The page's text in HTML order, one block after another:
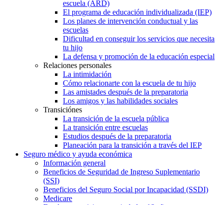
escuela (ARD)
El programa de educación individualizada (IEP)
Los planes de intervención conductual y las
escuelas
Dificultad en conseguir los servicios que necesita
tu hijo
La defensa y promoción de la educación especial
Relaciones personales
La intimidación
Cómo relacionarte con la escuela de tu hijo
Las amistades después de la preparatoria
Los amigos y las habilidades sociales
Transiciónes
La transición de la escuela pública
La transición entre escuelas
Estudios después de la preparatoria
Planeación para la transición a través del IEP
Seguro médico y ayuda económica
Información general
Beneficios de Seguridad de Ingreso Suplementario
(SSI)
Beneficios del Seguro Social por Incapacidad (SSDI)
Medicare